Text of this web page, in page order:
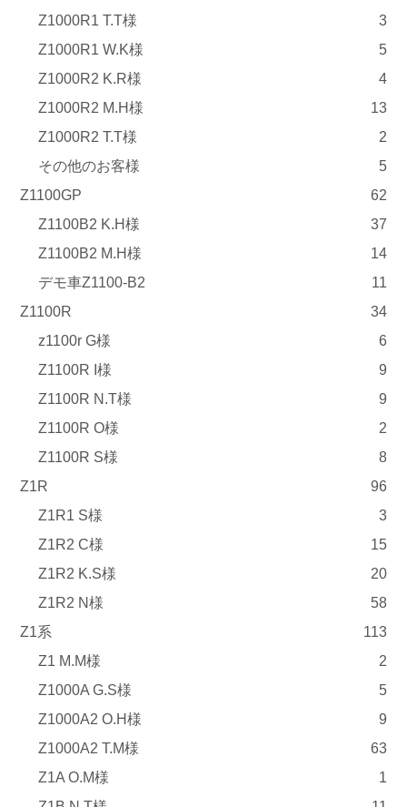
Z1000R1 T.T様
3
Z1000R1 W.K様
5
Z1000R2 K.R様
4
Z1000R2 M.H様
13
Z1000R2 T.T様
2
その他のお客様
5
Z1100GP
62
Z1100B2 K.H様
37
Z1100B2 M.H様
14
デモ車Z1100-B2
11
Z1100R
34
z1100r G様
6
Z1100R I様
9
Z1100R N.T様
9
Z1100R O様
2
Z1100R S様
8
Z1R
96
Z1R1 S様
3
Z1R2 C様
15
Z1R2 K.S様
20
Z1R2 N様
58
Z1系
113
Z1 M.M様
2
Z1000A G.S様
5
Z1000A2 O.H様
9
Z1000A2 T.M様
63
Z1A O.M様
1